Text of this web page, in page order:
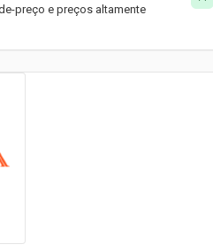
preço e preços altamente